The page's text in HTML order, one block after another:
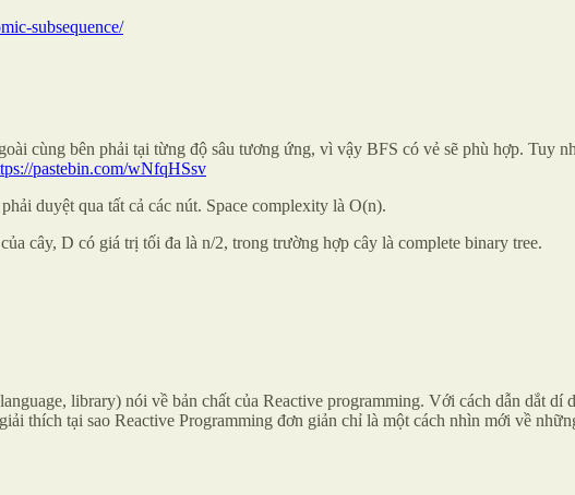
subsequence/
cùng bên phải tại từng độ sâu tương ứng, vì vậy BFS có vẻ sẽ phù hợp. Tuy
pastebin.com/wNfqHSsv
duyệt qua tất cả các nút. Space complexity là O(n).
cây, D có giá trị tối đa là n/2, trong trường hợp cây là complete binary tree.
library) nói về bản chất của Reactive programming. Với cách dẫn dắt dí
thích tại sao Reactive Programming đơn giản chỉ là một cách nhìn mới về